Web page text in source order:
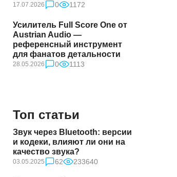
17.07.2026 0 1172
Усилитель Full Score One от
Austrian Audio —
референсный инструмент
для фанатов детальности
28.05.2026 0 1113
Топ статьи
Звук через Bluetooth: версии
и кодеки, влияют ли они на
качество звука?
03.05.2025 62 233640